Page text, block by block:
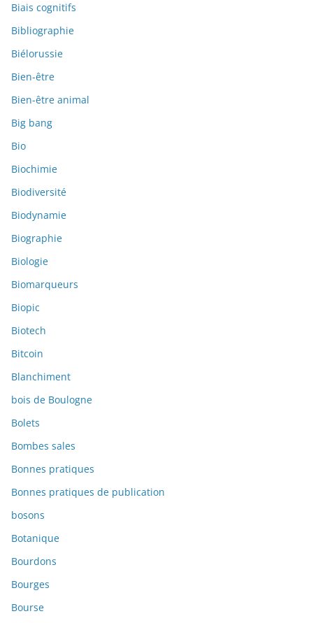
Biais cognitifs
Bibliographie
Biélorussie
Bien-être
Bien-être animal
Big bang
Bio
Biochimie
Biodiversité
Biodynamie
Biographie
Biologie
Biomarqueurs
Biopic
Biotech
Bitcoin
Blanchiment
bois de Boulogne
Bolets
Bombes sales
Bonnes pratiques
Bonnes pratiques de publication
bosons
Botanique
Bourdons
Bourges
Bourse